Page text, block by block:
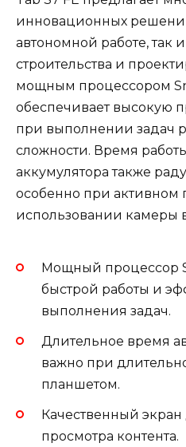
инновационных
автономной работе, так
строительства и
мощным процессором
обеспечивает высокую
при выполнении задач
сложности. Время
аккумулятора также
особенно при активном
использовании камеры
Мощный процессор
быстрой работы и
выполнения задач.
Длительное время
важно при
планшетом.
Качественный экран
просмотра контента.